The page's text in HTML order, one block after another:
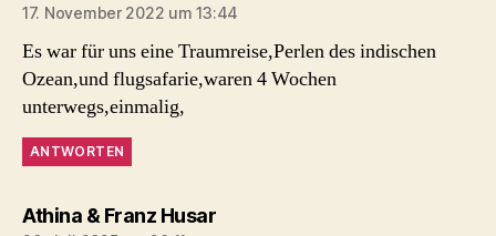
17. November 2022 um 13:44
Es war für uns eine Traumreise,Perlen des indischen
Ozean,und flugsafarie,waren 4 Wochen
unterwegs,einmalig,
ANTWORTEN
Athina & Franz Husarsagt: